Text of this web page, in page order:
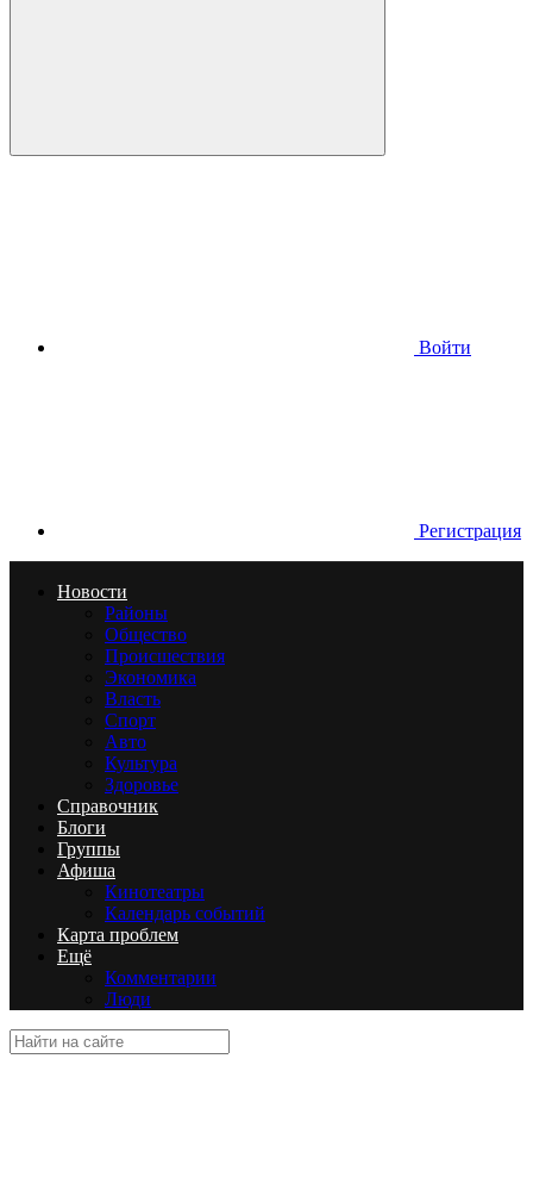
Войти
Регистрация
Новости
Районы
Общество
Происшествия
Экономика
Власть
Спорт
Авто
Культура
Здоровье
Справочник
Блоги
Группы
Афиша
Кинотеатры
Календарь событий
Карта проблем
Ещё
Комментарии
Люди